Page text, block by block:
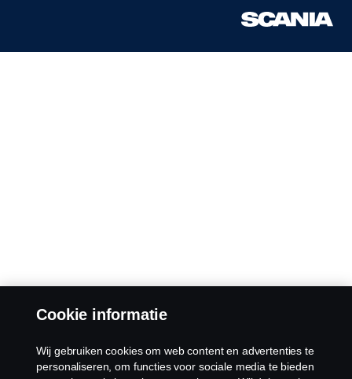
Cookie informatie
Wij gebruiken cookies om web content en advertenties te
personaliseren, om functies voor sociale media te bieden